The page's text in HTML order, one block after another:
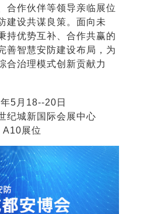
合作伙伴等领导亲临展位
建设共谋良策。面向未
持优势互补、合作共赢的
善智慧安防建设布局，为
合治理模式创新贡献力
5月18--20日
纪城新国际会展中心
A10展位